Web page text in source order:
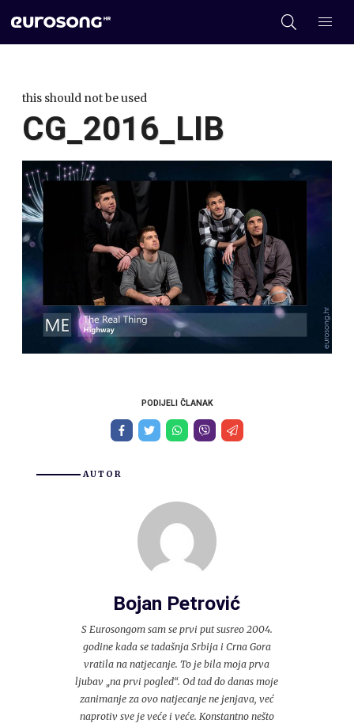
this should not be used
CG_2016_LIB
PODIJELI ČLANAK
AUTOR
Bojan Petrović
S Eurosongom sam se prvi put susreo 2004.
godine kada se tadašnja Srbija i Crna Gora
vratila na natjecanje. To je bila moja prva
ljubav „na prvi pogled“. Od tad do danas moje
zanimanje za ovo natjecanje ne jenjava, već
naprotiv sve je veće i veće. Konstantno nešto